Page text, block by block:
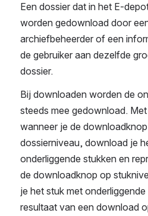
Een dossier dat in het E-
worden gedownload door
archiefbeheerder of een
de gebruiker aan dezelfde
dossier.
Bij downloaden worden de
steeds mee gedownload.
wanneer je de
dossierniveau, download je
onderliggende stukken en
de downloadknop op
je het stuk met
resultaat van een download